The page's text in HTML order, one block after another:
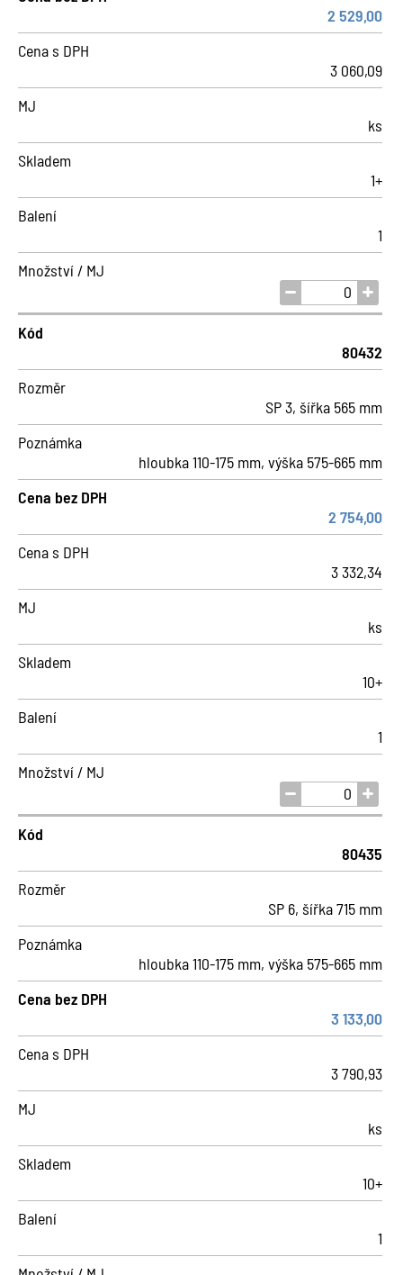
2 529,00
Cena s DPH
3 060,09
MJ
ks
Skladem
1+
Balení
1
Množství / MJ
Kód
80432
Rozměr
SP 3, šířka 565 mm
Poznámka
hloubka 110-175 mm, výška 575-665 mm
Cena bez DPH
2 754,00
Cena s DPH
3 332,34
MJ
ks
Skladem
10+
Balení
1
Množství / MJ
Kód
80435
Rozměr
SP 6, šířka 715 mm
Poznámka
hloubka 110-175 mm, výška 575-665 mm
Cena bez DPH
3 133,00
Cena s DPH
3 790,93
MJ
ks
Skladem
10+
Balení
1